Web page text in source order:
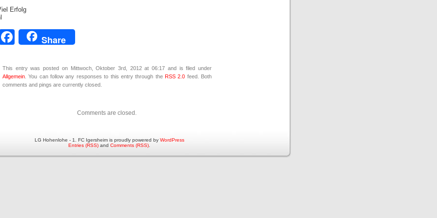
Erfolg
Facebook
Share
This entry was posted on Mittwoch, Oktober 3rd, 2012 at 06:17 and is filed under
Allgemein . You can follow any responses to this entry through the RSS 2.0 feed. Both
comments and pings are currently closed.
Comments are closed.
LG Hohenlohe - 1. FC Igersheim is proudly powered by WordPress
Entries (RSS) and Comments (RSS).